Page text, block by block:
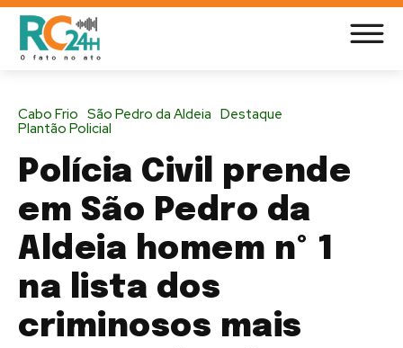
Cabo Frio São Pedro da Aldeia Destaque
Plantão Policial
Polícia Civil prende
em São Pedro da
Aldeia homem nº 1
na lista dos
criminosos mais